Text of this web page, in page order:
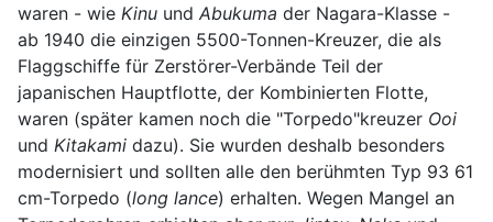
waren - wie Kinu und Abukuma der Nagara-Klasse -
ab 1940 die einzigen 5500-Tonnen-Kreuzer, die als
Flaggschiffe für Zerstörer-Verbände Teil der
japanischen Hauptflotte, der Kombinierten Flotte,
waren (später kamen noch die "Torpedo"kreuzer Ooi
und Kitakami dazu). Sie wurden deshalb besonders
modernisiert und sollten alle den berühmten Typ 93 61
cm-Torpedo (long lance) erhalten. Wegen Mangel an